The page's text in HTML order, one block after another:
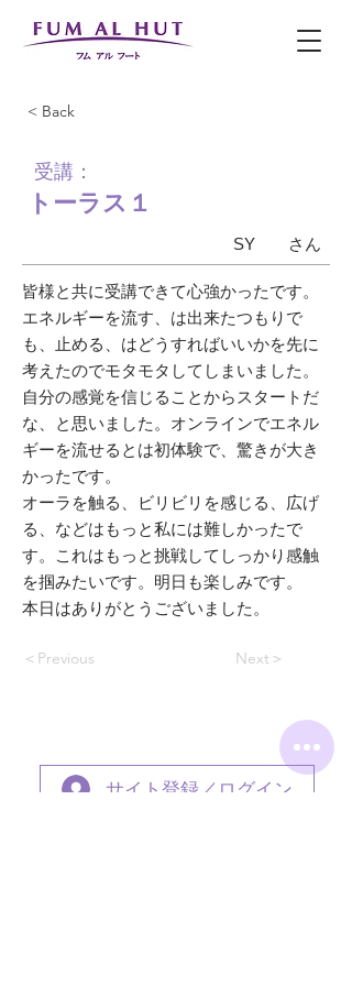
< Back
受講：
トーラス１
SY さん
皆様と共に受講できて心強かったです。
エネルギーを流す、は出来たつもりで
も、止める、はどうすればいいかを先に
考えたのでモタモタしてしまいました。
自分の感覚を信じることからスタートだ
な、と思いました。オンラインでエネル
ギーを流せるとは初体験で、驚きが大き
かったです。
オーラを触る、ビリビリを感じる、広げ
る、などはもっと私には難しかったで
す。これはもっと挑戦してしっかり感触
を掴みたいです。明日も楽しみです。
本日はありがとうございました。
＜Previous Next＞
サイト登録／ログイン